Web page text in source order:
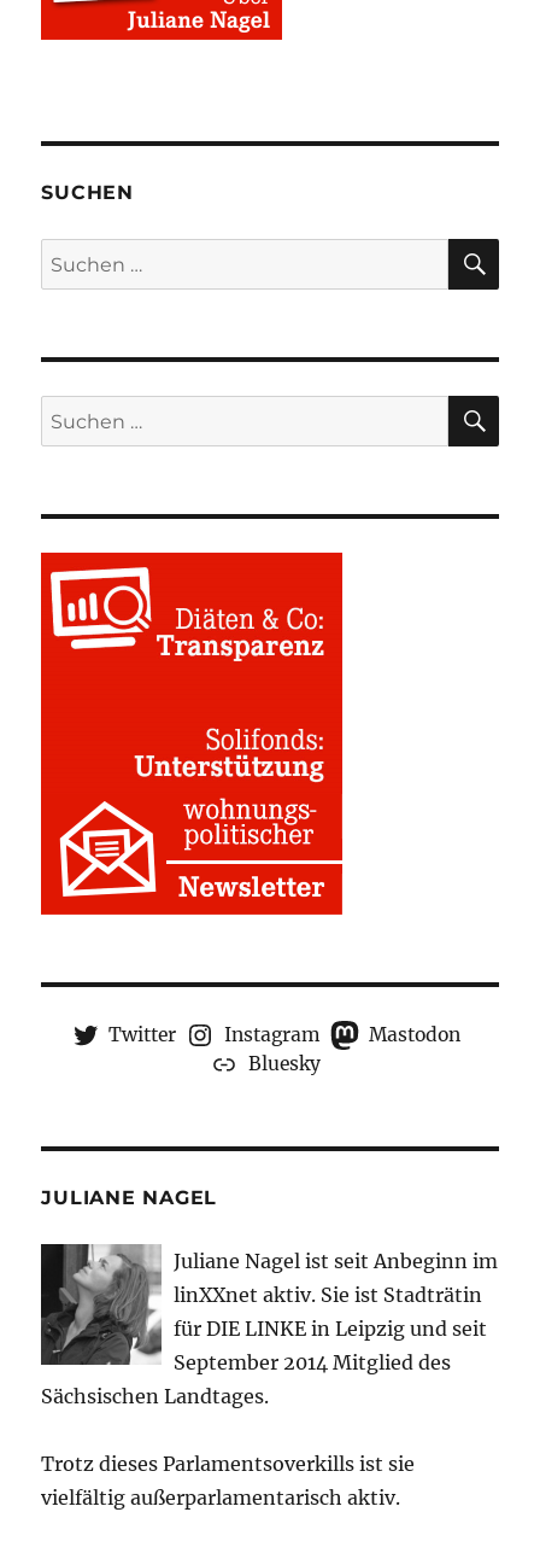
SUCHEN
Suchen
nach:
Suchen
nach:
Twitter Instagram
Mastodon
Bluesky
JULIANE NAGEL
Juliane Nagel ist seit Anbeginn im
linXXnet aktiv. Sie ist Stadträtin
für DIE LINKE in Leipzig und seit
September 2014 Mitglied des
Sächsischen Landtages.
Trotz dieses Parlamentsoverkills ist sie
vielfältig außerparlamentarisch aktiv.